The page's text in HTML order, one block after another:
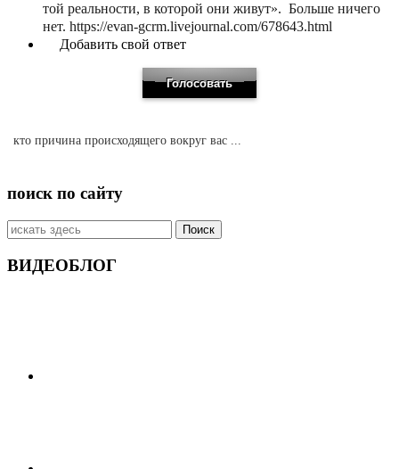
той реальности, в которой они живут». Больше ничего
нет. https://evan-gcrm.livejournal.com/678643.html
Добавить свой ответ
кто причина происходящего вокруг вас ...
поиск по сайту
Искать:
ВИДЕОБЛОГ